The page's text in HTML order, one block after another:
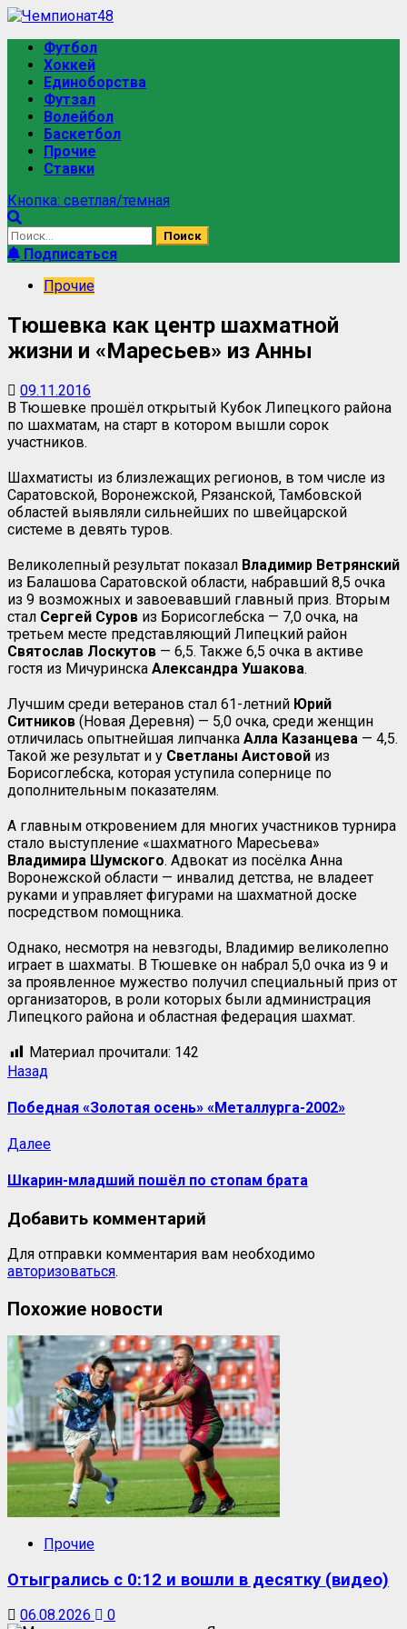
Перейти
содержимому
Основное
меню
Футбол
Хоккей
Единоборства
Футзал
Волейбол
Баскетбол
Прочие
Ставки
Кнопка: светлая/темная
Найти:
Подписаться
Прочие
Тюшевка как центр шахматной
жизни и «Маресьев» из Анны
09.11.2016
В Тюшевке прошёл открытый Кубок Липецкого района
по шахматам, на старт в котором вышли сорок
участников.
Шахматисты из близлежащих регионов, в том числе из
Саратовской, Воронежской, Рязанской, Тамбовской
областей выявляли сильнейших по швейцарской
системе в девять туров.
Великолепный результат показал Владимир Ветрянский
из Балашова Саратовской области, набравший 8,5 очка
из 9 возможных и завоевавший главный приз. Вторым
стал Сергей Суров из Борисоглебска — 7,0 очка, на
третьем месте представляющий Липецкий район
Святослав Лоскутов — 6,5. Также 6,5 очка в активе
гостя из Мичуринска Александра Ушакова.
Лучшим среди ветеранов стал 61-летний Юрий
Ситников (Новая Деревня) — 5,0 очка, среди женщин
отличилась опытнейшая липчанка Алла Казанцева — 4,5.
Такой же результат и у Светланы Аистовой из
Борисоглебска, которая уступила сопернице по
дополнительным показателям.
А главным откровением для многих участников турнира
стало выступление «шахматного Маресьева»
Владимира Шумского. Адвокат из посёлка Анна
Воронежской области — инвалид детства, не владеет
руками и управляет фигурами на шахматной доске
посредством помощника.
Однако, несмотря на невзгоды, Владимир великолепно
играет в шахматы. В Тюшевке он набрал 5,0 очка из 9 и
за проявленное мужество получил специальный приз от
организаторов, в роли которых были администрация
Липецкого района и областная федерация шахмат.
Материал прочитали: 142
Навигация
записи
Назад
Победная «Золотая осень» «Металлурга-2002»
ДалееСледующая
Шкарин-младший пошёл по стопам брата
Добавить комментарий
Для отправки комментария вам необходимо
авторизоваться.
Похожие новости
Прочие
Отыгрались с 0:12 и вошли в десятку (видео)
06.08.2026 0